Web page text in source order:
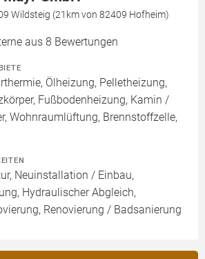
Wildsteig (21km von 82409 Hofheim)
aus 8 Bewertungen
Ölheizung, Pelletheizung,
Fußbodenheizung, Kamin /
Wohnraumlüftung, Brennstoffzelle,
Neuinstallation / Einbau,
Hydraulischer Abgleich,
Renovierung / Badsanierung